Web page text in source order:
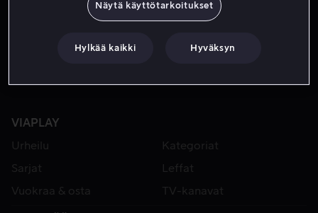
VIAPLAY
Urheilu
Kategoriat
Sarjat
Leffat
Vuokraa & osta
TV-kanavat
Näytä käyttötarkoitukset
Hylkää kaikki Hyväksyn